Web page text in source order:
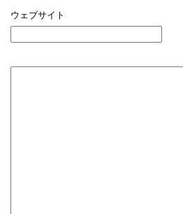
ウェブサイト